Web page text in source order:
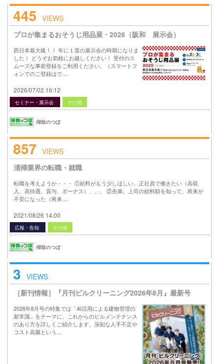
445 VIEWS
プロが集まるおそうじ用品展・2026（阪和 展示会）
西日本最大級！！ 年に１度の展示会の時期になりま
した！ どうぞお気軽にお越しください！ 受付のス
ムーズな事前登録をご利用ください。（スマートフ
ォンでのご登録はで…
2026/07/02 16:12
セミナー・展示会 その他
掃除のつぼ
857 VIEWS
清掃業界の転職・就職
転職を考えようか・・・ ①給料がもう少しほしい、正社員で働きたい（高収
入、高待遇、賞与、ボーナス）、、、 ②先輩、上司の給料額を知って、将来が
不安になった（将来…
2021/08/26 14:00
広報・告知 その他
掃除のつぼ
3 VIEWS
［新刊情報］『月刊ビルクリーニング2026年8月』最新号
2026年8月号の特集では「AI活用による建物管理の
新常識」をテーマに、これからのビルメンテナンス
のあり方を詳しくご紹介します。深刻な人手不足や
コスト高騰という…